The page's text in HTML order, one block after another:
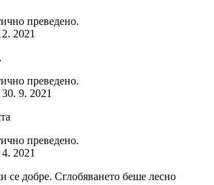
преведено.
2021
преведено.
30. 9. 2021
преведено.
2021
се добре. Сглобяването беше лесно